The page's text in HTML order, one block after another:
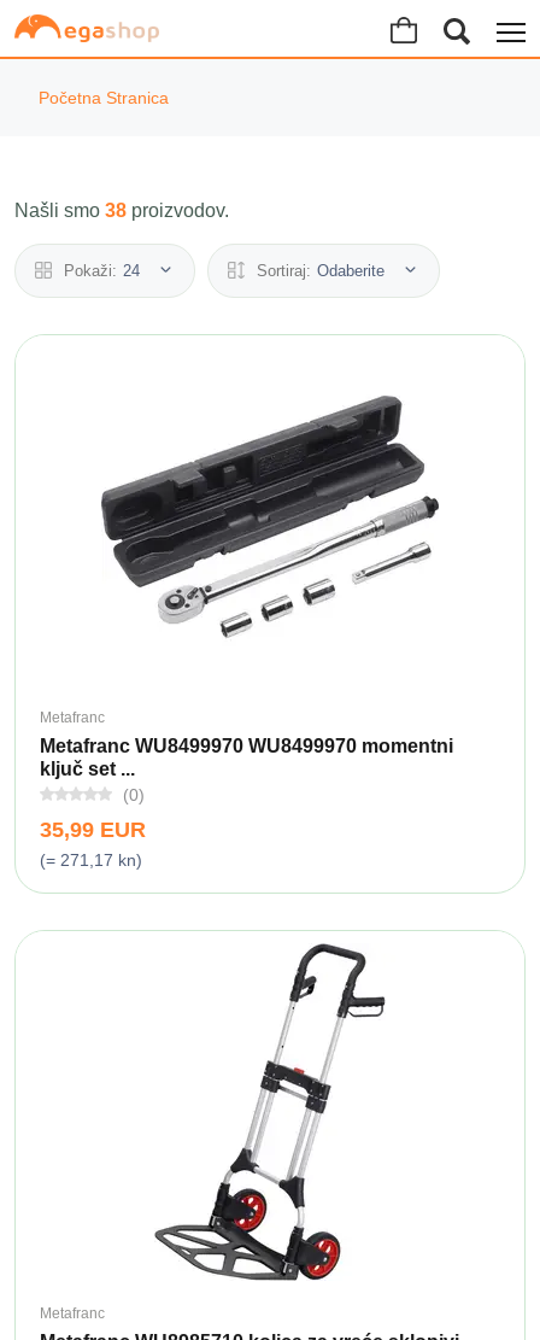
Početna Stranica
Našli smo 38 proizvodov.
Pokaži: 24 Sortiraj: Odaberite
Metafranc
Metafranc WU8499970 WU8499970 momentni
ključ set ...
(0)
35,99 EUR
(= 271,17 kn)
Metafranc